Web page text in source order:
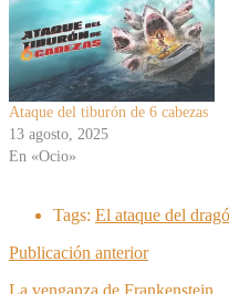
Ataque del tiburón de 6 cabezas
13 agosto, 2025
En «Ocio»
Tags: El ataque del
Publicación anterior
La venganza de Frankenstein